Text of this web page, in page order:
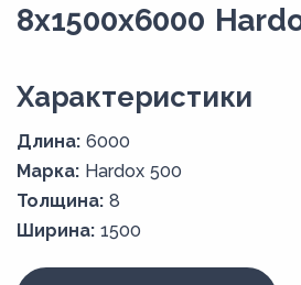
8x1500х6000
Xарактеристики
Длина: 6000
Марка: Hardox 500
Толщина: 8
Ширина: 1500